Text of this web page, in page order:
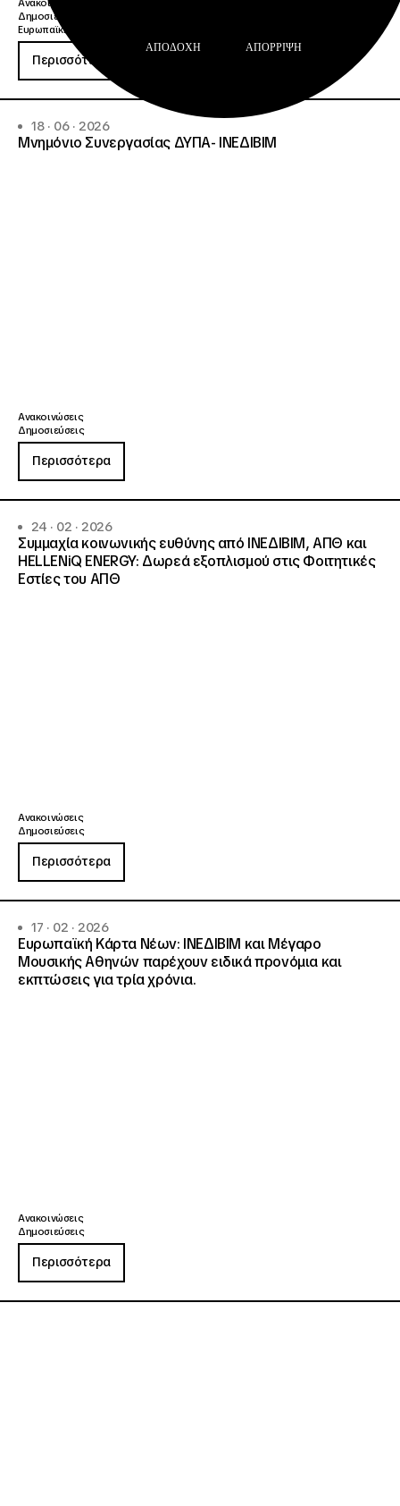
Ανακοινώσεις
Δημοσιεύσεις
Ευρωπαϊκή Κάρτα Νέων
Περισσότερα
18 · 06 · 2026
Μνημόνιο Συνεργασίας ΔΥΠΑ- ΙΝΕΔΙΒΙΜ
Ανακοινώσεις
Δημοσιεύσεις
Περισσότερα
24 · 02 · 2026
Συμμαχία κοινωνικής ευθύνης από ΙΝΕΔΙΒΙΜ, ΑΠΘ και
HELLENiQ ENERGY: Δωρεά εξοπλισμού στις Φοιτητικές
Εστίες του ΑΠΘ
Ανακοινώσεις
Δημοσιεύσεις
Περισσότερα
17 · 02 · 2026
Ευρωπαϊκή Κάρτα Νέων: ΙΝΕΔΙΒΙΜ και Μέγαρο
Μουσικής Αθηνών παρέχουν ειδικά προνόμια και
εκπτώσεις για τρία χρόνια.
Ανακοινώσεις
Δημοσιεύσεις
Περισσότερα
ΑΠΟΔΟΧΉ ΑΠΌΡΡΙΨΗ